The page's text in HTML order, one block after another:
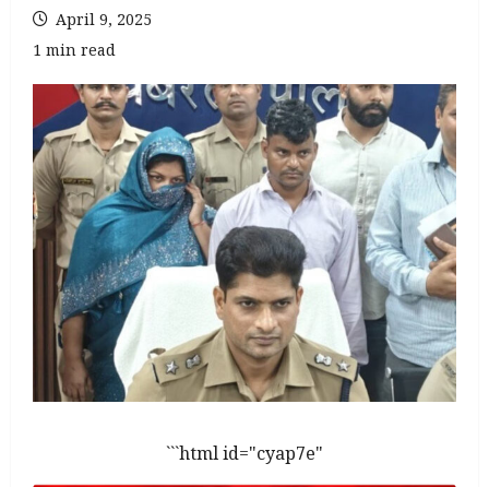
April 9, 2025
1 min read
```html id="cyap7e"